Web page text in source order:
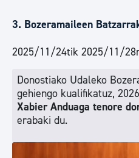
3. Bozeramaileen
2025/11/24tik 2025/11/
Donostiako Udaleko
gehiengo kualifikatuz,
Xabier Anduaga tenore
erabaki du.